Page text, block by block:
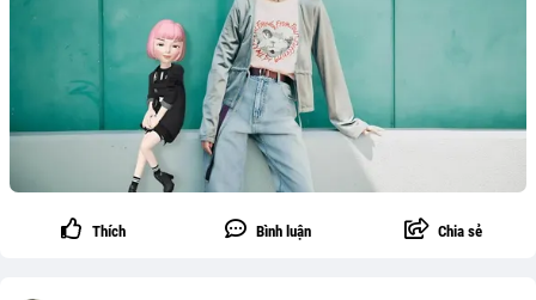
Thích Bình luận Chia sẻ